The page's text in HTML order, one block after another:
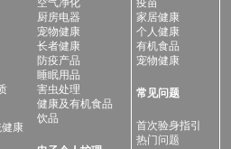
康
厨房电器
宠物健康
长者健康
防疫产品
睡眠用品
害虫处理
健康及有机食品
饮品
家居健康
个人健康
有机食品
宠物健康
常见问题
首次验身指引
热门问题